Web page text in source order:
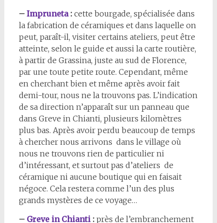
– Impruneta: cette bourgade, spécialisée dans
la fabrication de céramiques et dans laquelle on
peut, paraît-il, visiter certains ateliers, peut être
atteinte, selon le guide et aussi la carte routière,
à partir de Grassina, juste au sud de Florence,
par une toute petite route. Cependant, même
en cherchant bien et même après avoir fait
demi-tour, nous ne la trouvons pas. L’indication
de sa direction n’apparaît sur un panneau que
dans Greve in Chianti, plusieurs kilomètres
plus bas. Après avoir perdu beaucoup de temps
à chercher nous arrivons dans le village où
nous ne trouvons rien de particulier ni
d’intéressant, et surtout pas d’ateliers de
céramique ni aucune boutique qui en faisait
négoce. Cela restera comme l’un des plus
grands mystères de ce voyage…
– Greve in Chianti: près de l’embranchement